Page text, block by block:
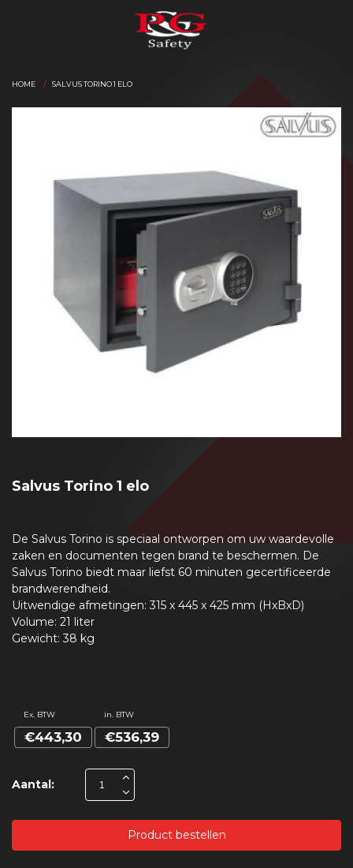
HOME SALVUS TORINO 1 ELO
Salvus Torino 1 elo
De Salvus Torino is speciaal ontworpen om uw waardevolle
zaken en documenten tegen brand te beschermen. De
Salvus Torino biedt maar liefst 60 minuten gecertificeerde
brandwerendheid.
Uitwendige afmetingen: 315 x 445 x 425 mm (HxBxD)
Volume: 21 liter
Gewicht: 38 kg
Aantal:
Ex. BTW in. BTW
€443,30 €536,39
Product bestellen